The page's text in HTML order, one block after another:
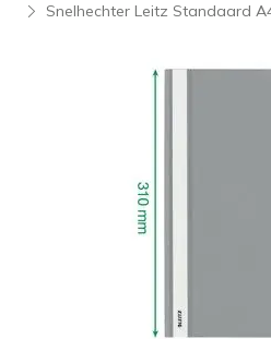
Snelhechter Leitz Standaard